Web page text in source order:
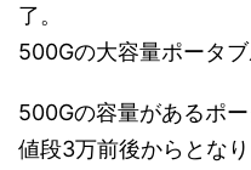
了。
500Gの大容量ポータブ
500Gの容量があるポ
値段3万前後からとな